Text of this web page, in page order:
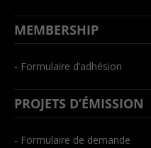
MEMBERSHIP
- Formulaire d’adhésion
PROJETS D’ÉMISSION
- Formulaire de demande